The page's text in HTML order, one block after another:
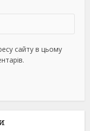
сайту в цьому